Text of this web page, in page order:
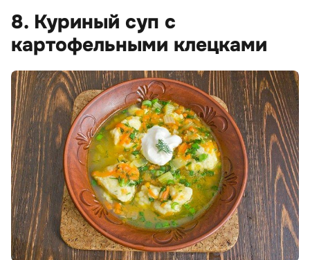
8. Куриный суп с
картофельными клецками